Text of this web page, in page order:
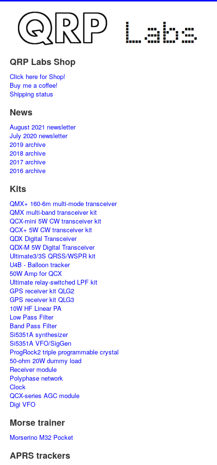
QRP Labs Shop
Click here for Shop!
Buy me a coffee!
Shipping status
News
August 2021 newsletter
July 2020 newsletter
2019 archive
2018 archive
2017 archive
2016 archive
Kits
QMX+ 160-6m multi-mode transceiver
QMX multi-band transceiver kit
QCX-mini 5W CW transceiver kit
QCX+ 5W CW transceiver kit
QDX Digital Transceiver
QDX-M 5W Digital Transceiver
Ultimate3/3S QRSS/WSPR kit
U4B - Balloon tracker
50W Amp for QCX
Ultimate relay-switched LPF kit
GPS receiver kit QLG2
GPS receiver kit QLG3
10W HF Linear PA
Low Pass Filter
Band Pass Filter
Si5351A synthesizer
Si5351A VFO/SigGen
ProgRock2 triple programmable crystal
50-ohm 20W dummy load
Receiver module
Polyphase network
Clock
QCX-series AGC module
Digi VFO
Morse trainer
Morserino M32 Pocket
APRS trackers